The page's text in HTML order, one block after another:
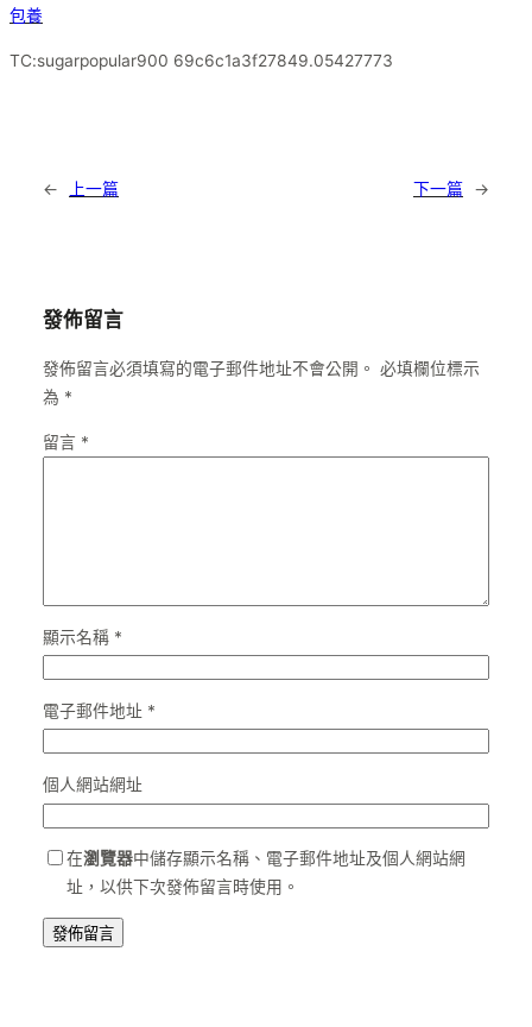
包養
TC:sugarpopular900 69c6c1a3f27849.05427773
← 上一篇 下一篇 →
發佈留言
發佈留言必須填寫的電子郵件地址不會公開。 必填欄位標示
為 *
留言 *
顯示名稱 *
電子郵件地址 *
個人網站網址
在瀏覽器中儲存顯示名稱、電子郵件地址及個人網站網
址，以供下次發佈留言時使用。